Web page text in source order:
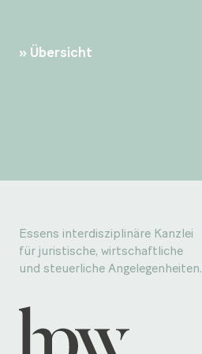
Übersicht
Essens interdisziplinäre Kanzlei
für juristische, wirtschaftliche
und steuerliche Angelegenheiten.